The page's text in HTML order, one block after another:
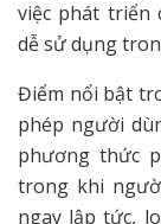
việc phát triển
dễ sử dụng
Điểm nổi bật
phép người
phương thức
trong khi
ngay lập tức,